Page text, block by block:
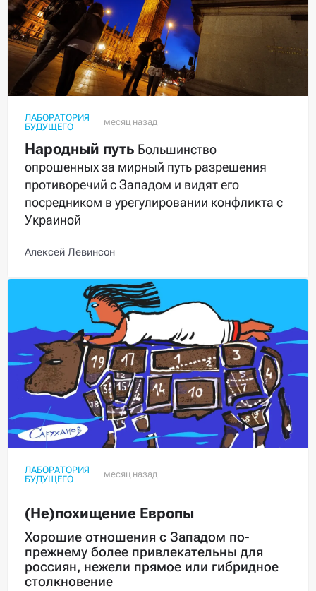
ЛАБОРАТОРИЯ
БУДУЩЕГО
Народный путь Большинство
опрошенных за мирный путь разрешения
противоречий с Западом и видят его
посредником в урегулировании конфликта с
Украиной
Алексей Левинсон
ЛАБОРАТОРИЯ
БУДУЩЕГО
(Не)похищение Европы
Хорошие отношения с Западом по-
прежнему более привлекательны для
россиян, нежели прямое или гибридное
столкновение